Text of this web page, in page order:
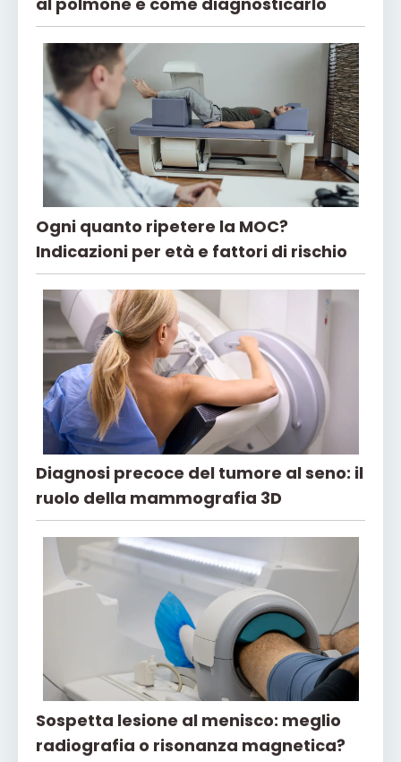
Ogni quanto ripetere la MOC?
Indicazioni per età e fattori di rischio
Diagnosi precoce del tumore al seno: il
ruolo della mammografia 3D
Sospetta lesione al menisco: meglio
radiografia o risonanza magnetica?